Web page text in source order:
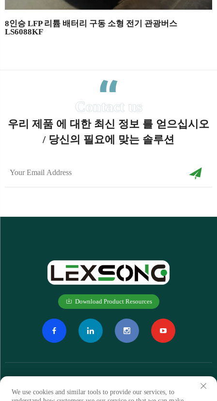
8인승 LFP 리튬 배터리 구동 소형 전기 관광버스
LS6088KF
우리 제품 에 대한 최신 정보 를 얻으십시오
/ 당신의 필요에 맞는 솔루션
Download Product Resources
We use cookies and similar tools to provide our services, to